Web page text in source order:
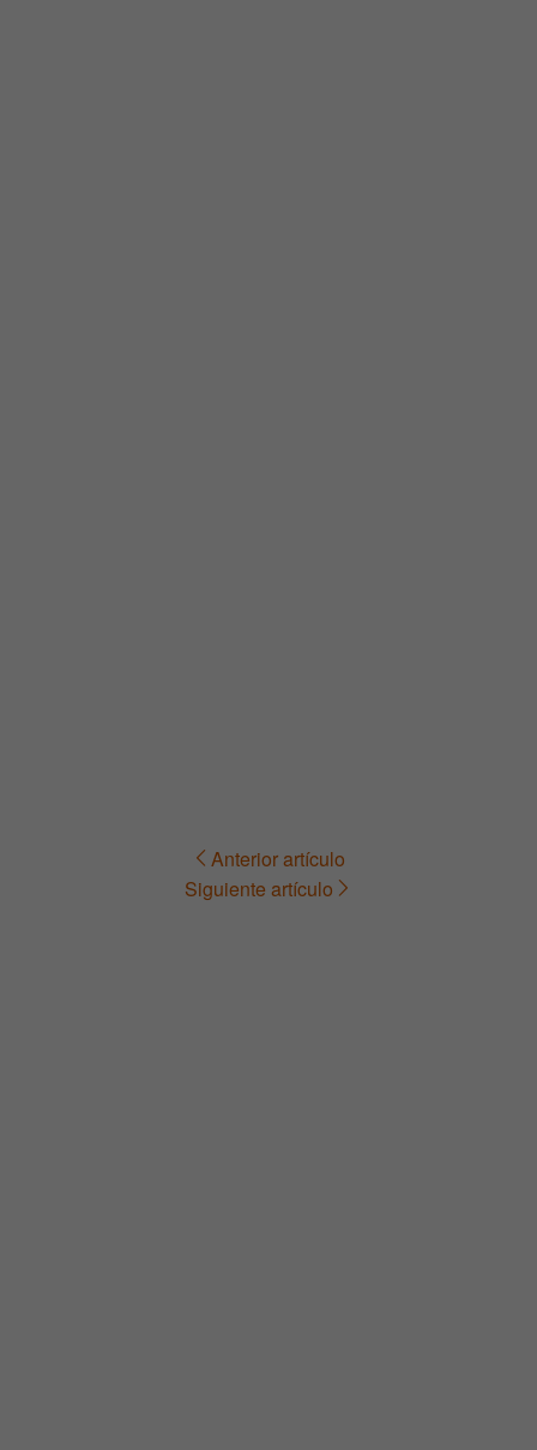
Navegación Anterior artículo
Siguiente artículo